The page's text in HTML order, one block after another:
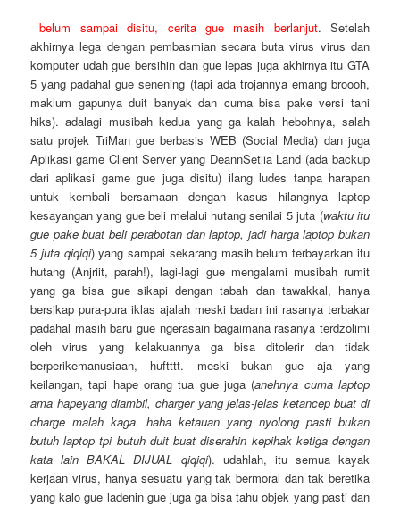
belum sampai disitu, cerita gue masih berlanjut. Setelah
akhirnya lega dengan pembasmian secara buta virus virus dan
komputer udah gue bersihin dan gue lepas juga akhirnya itu GTA
5 yang padahal gue senening (tapi ada trojannya emang broooh,
maklum gapunya duit banyak dan cuma bisa pake versi tani
hiks). adalagi musibah kedua yang ga kalah hebohnya, salah
satu projek TriMan gue berbasis WEB (Social Media) dan juga
Aplikasi game Client Server yang DeannSetiia Land (ada backup
dari aplikasi game gue juga disitu) ilang ludes tanpa harapan
untuk kembali bersamaan dengan kasus hilangnya laptop
kesayangan yang gue beli melalui hutang senilai 5 juta (waktu itu
gue pake buat beli perabotan dan laptop, jadi harga laptop bukan
5 juta qiqiqi) yang sampai sekarang masih belum terbayarkan itu
hutang (Anjriit, parah!), lagi-lagi gue mengalami musibah rumit
yang ga bisa gue sikapi dengan tabah dan tawakkal, hanya
bersikap pura-pura iklas ajalah meski badan ini rasanya terbakar
padahal masih baru gue ngerasain bagaimana rasanya terdzolimi
oleh virus yang kelakuannya ga bisa ditolerir dan tidak
berperikemanusiaan, huftttt. meski bukan gue aja yang
keilangan, tapi hape orang tua gue juga (anehnya cuma laptop
ama hapeyang diambil, charger yang jelas-jelas ketancep buat di
charge malah kaga. haha ketauan yang nyolong pasti bukan
butuh laptop tpi butuh duit buat diserahin kepihak ketiga dengan
kata lain BAKAL DIJUAL qiqiqi). udahlah, itu semua kayak
kerjaan virus, hanya sesuatu yang tak bermoral dan tak beretika
yang kalo gue ladenin gue juga ga bisa tahu objek yang pasti dan